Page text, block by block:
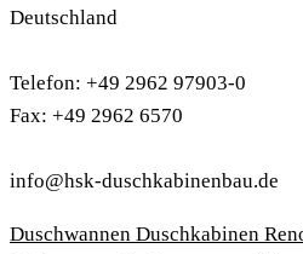
Deutschland
Telefon: +49 2962 97903-0
Fax: +49 2962 6570
info@hsk-duschkabinenbau.de
Duschwannen Duschkabinen